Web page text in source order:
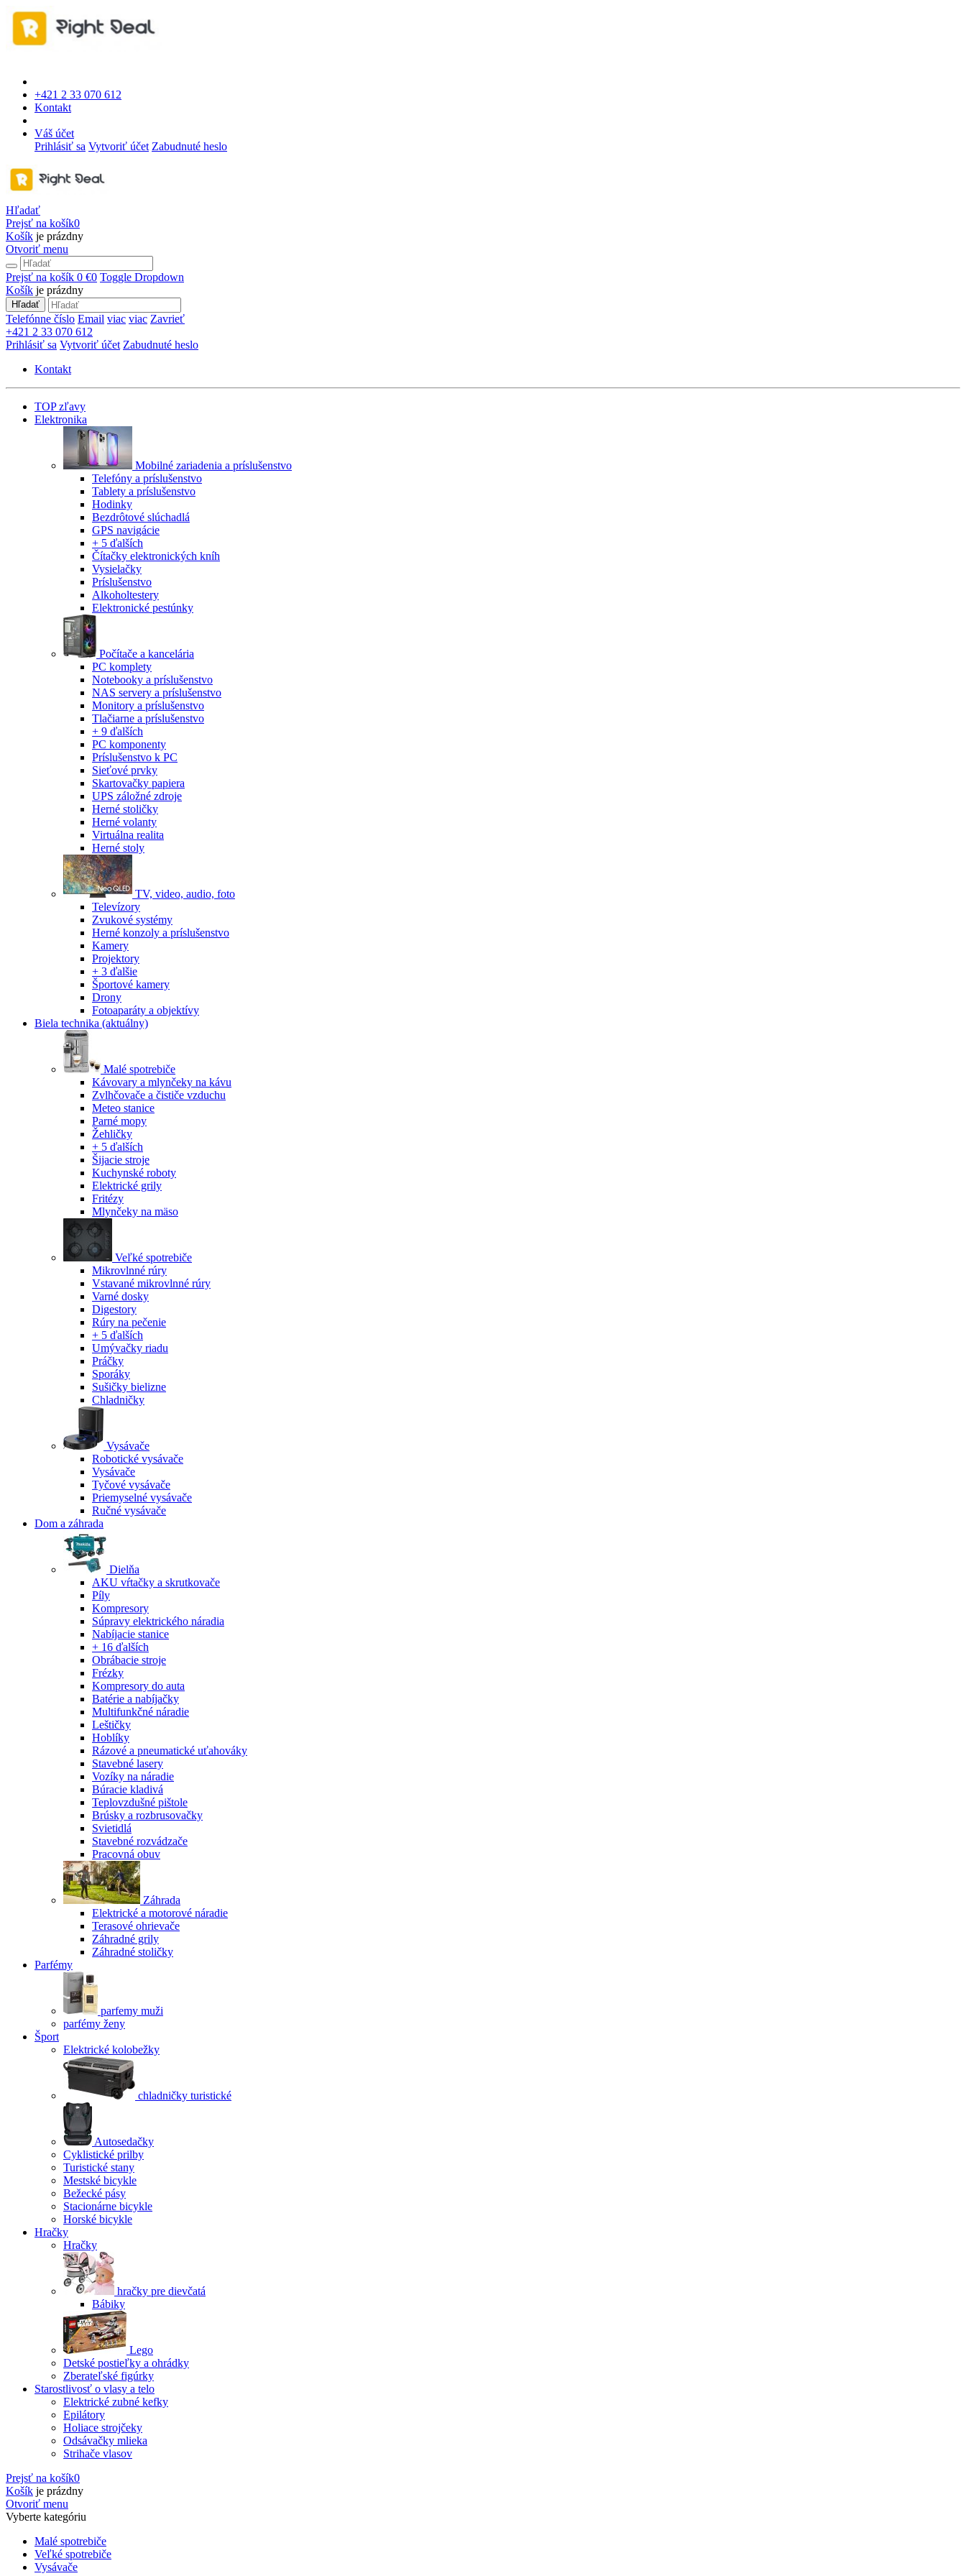
+421 2 33 070 612
Kontakt
Váš účet
Prihlásiť sa Vytvoriť účet Zabudnuté heslo
Hľadať
Prejsť na košík0
Košík je prázdny
Otvoriť menu
Prejsť na košík 0 €0 Toggle Dropdown
Košík je prázdny
Hľadať
Telefónne číslo Email viac viac Zavrieť
+421 2 33 070 612
Prihlásiť sa Vytvoriť účet Zabudnuté heslo
Kontakt
TOP zľavy
Elektronika
Mobilné zariadenia a príslušenstvo
Telefóny a príslušenstvo
Tablety a príslušenstvo
Hodinky
Bezdrôtové slúchadlá
GPS navigácie
+ 5 ďalších
Čítačky elektronických kníh
Vysielačky
Príslušenstvo
Alkoholtestery
Elektronické pestúnky
Počítače a kancelária
PC komplety
Notebooky a príslušenstvo
NAS servery a príslušenstvo
Monitory a príslušenstvo
Tlačiarne a príslušenstvo
+ 9 ďalších
PC komponenty
Príslušenstvo k PC
Sieťové prvky
Skartovačky papiera
UPS záložné zdroje
Herné stoličky
Herné volanty
Virtuálna realita
Herné stoly
TV, video, audio, foto
Televízory
Zvukové systémy
Herné konzoly a príslušenstvo
Kamery
Projektory
+ 3 ďalšie
Športové kamery
Drony
Fotoaparáty a objektívy
Biela technika (aktuálny)
Malé spotrebiče
Kávovary a mlynčeky na kávu
Zvlhčovače a čističe vzduchu
Meteo stanice
Parné mopy
Žehličky
+ 5 ďalších
Šijacie stroje
Kuchynské roboty
Elektrické grily
Fritézy
Mlynčeky na mäso
Veľké spotrebiče
Mikrovlnné rúry
Vstavané mikrovlnné rúry
Varné dosky
Digestory
Rúry na pečenie
+ 5 ďalších
Umývačky riadu
Práčky
Sporáky
Sušičky bielizne
Chladničky
Vysávače
Robotické vysávače
Vysávače
Tyčové vysávače
Priemyselné vysávače
Ručné vysávače
Dom a záhrada
Dielňa
AKU vŕtačky a skrutkovače
Píly
Kompresory
Súpravy elektrického náradia
Nabíjacie stanice
+ 16 ďalších
Obrábacie stroje
Frézky
Kompresory do auta
Batérie a nabíjačky
Multifunkčné náradie
Leštičky
Hoblíky
Rázové a pneumatické uťahováky
Stavebné lasery
Vozíky na náradie
Búracie kladivá
Teplovzdušné pištole
Brúsky a rozbrusovačky
Svietidlá
Stavebné rozvádzače
Pracovná obuv
Záhrada
Elektrické a motorové náradie
Terasové ohrievače
Záhradné grily
Záhradné stoličky
Parfémy
parfemy muži
parfémy ženy
Šport
Elektrické kolobežky
chladničky turistické
Autosedačky
Cyklistické prilby
Turistické stany
Mestské bicykle
Bežecké pásy
Stacionárne bicykle
Horské bicykle
Hračky
Hračky
hračky pre dievčatá
Bábiky
Lego
Detské postieľky a ohrádky
Zberateľské figúrky
Starostlivosť o vlasy a telo
Elektrické zubné kefky
Epilátory
Holiace strojčeky
Odsávačky mlieka
Strihače vlasov
Prejsť na košík0
Košík je prázdny
Otvoriť menu
Vyberte kategóriu
Malé spotrebiče
Veľké spotrebiče
Vysávače